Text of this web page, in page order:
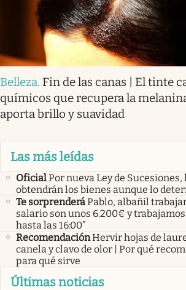
Belleza. Fin de las canas | El tinte
químicos que recupera la
aporta brillo y suavidad
Las más leídas
OficialPor nueva Ley de
obtendrán los bienes aunque lo
Te sorprenderáPablo, albañil
salario son unos 6.200€ y
hasta las 16:00”
RecomendaciónHervir hojas de
canela y clavo de olor | Por qué
para qué sirve
Últimas noticias